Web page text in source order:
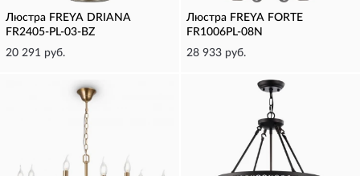
Люстра FREYA DRIANA
FR2405-PL-03-BZ
20 291 руб.
Люстра FREYA FORTE
FR1006PL-08N
28 933 руб.